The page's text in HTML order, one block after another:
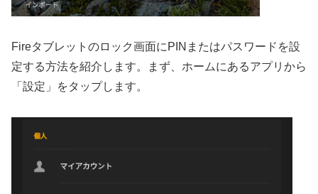
Fireタブレットのロック画面にPINまたはパスワードを設
定する方法を紹介します。まず、ホームにあるアプリから
「設定」をタップします。